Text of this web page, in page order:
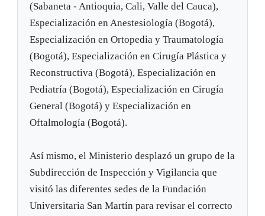
(Sabaneta - Antioquia, Cali, Valle del Cauca),
Especialización en Anestesiología (Bogotá),
Especialización en Ortopedia y Traumatología
(Bogotá), Especialización en Cirugía Plástica y
Reconstructiva (Bogotá), Especialización en
Pediatría (Bogotá), Especialización en Cirugía
General (Bogotá) y Especialización en
Oftalmología (Bogotá).
Así mismo, el Ministerio desplazó un grupo de la
Subdirección de Inspección y Vigilancia que
visitó las diferentes sedes de la Fundación
Universitaria San Martín para revisar el correcto